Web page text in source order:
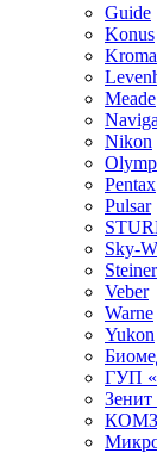
Guide
Konus
Meade
Nikon
Pentax
Pulsar
Sky-
Steiner
Veber
Warne
Yukon
ГУП
КОМЗ